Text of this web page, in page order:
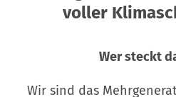
voller
Wer steckt
Wir sind das